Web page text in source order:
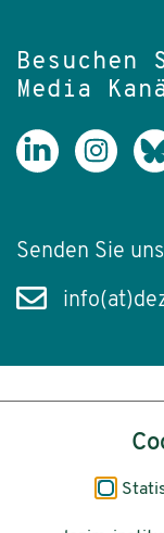
Media
Senden Sie
Impressum